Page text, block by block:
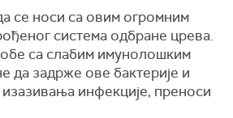
се носи са овим огромним
система одбране црева.
са слабим имунолошким
да задрже ове бактерије и
инфекције, преноси